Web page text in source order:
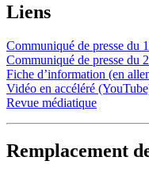
Liens
Communiqué de presse du
Communiqué de presse du
Fiche d’information (en
Vidéo en accéléré
Revue médiatique
Remplacement